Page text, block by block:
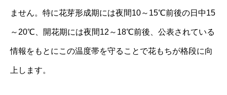
ません。特に花芽形成期には夜間10～15℃前後の日中15
～20℃、開花期には夜間12～18℃前後、公表されている
情報をもとにこの温度帯を守ることで花もちが格段に向
上します。